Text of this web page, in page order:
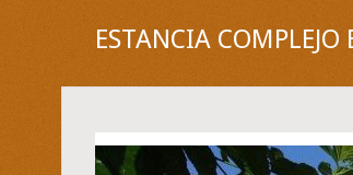
ESTANCIA